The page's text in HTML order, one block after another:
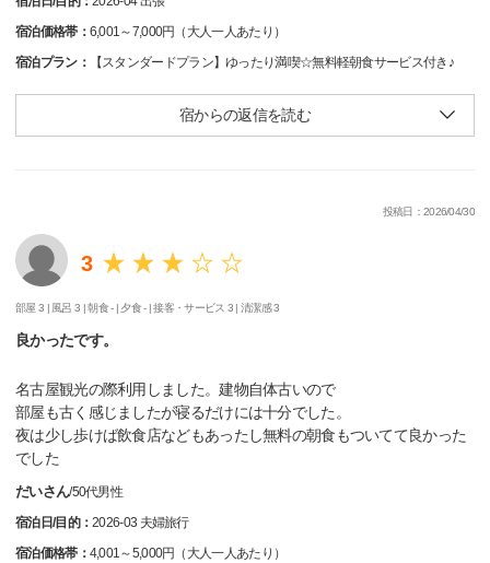
宿泊価格帯： 6,001～7,000円（大人一人あたり）
宿泊プラン：
【スタンダードプラン】ゆったり満喫☆無料軽朝食サービス付き♪
宿からの返信を読む
投稿日：2026/04/30
3
部屋 3 | 風呂 3 |朝食 - | 夕食 - |接客・サービス 3 |清潔感 3
良かったです。
名古屋観光の際利用しました。建物自体古いので
部屋も古く感じましたが寝るだけには十分でした。
夜は少し歩けば飲食店などもあったし無料の朝食もついてて良かった
でした
だいさん/50代男性
宿泊日/目的：2026-03 夫婦旅行
宿泊価格帯： 4,001～5,000円（大人一人あたり）